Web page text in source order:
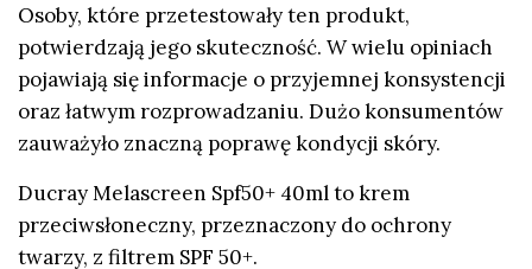
Osoby, które przetestowały ten produkt,
potwierdzają jego skuteczność. W wielu opiniach
pojawiają się informacje o przyjemnej konsystencji
oraz łatwym rozprowadzaniu. Dużo konsumentów
zauważyło znaczną poprawę kondycji skóry.
Ducray Melascreen Spf50+ 40mlto krem
przeciwsłoneczny, przeznaczony do ochrony
twarzy, z filtrem SPF 50+.